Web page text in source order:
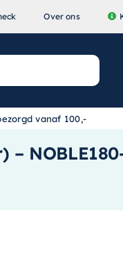
Over ons
vanaf 100,-